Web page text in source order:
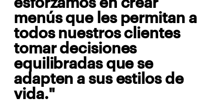
esforzamos en crear
menús que les permitan a
todos nuestros clientes
tomar decisiones
equilibradas que se
adapten a sus estilos de
vida."